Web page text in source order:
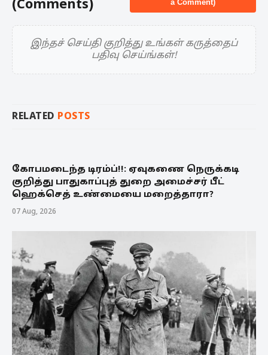
(Comments)
a Comment)
இந்தச் செய்தி குறித்து உங்கள் கருத்தைப்
பதிவு செய்ங்கள்!
RELATED POSTS
கோபமடைந்த டிரம்ப்!!: ஏவுகணை நெருக்கடி
குறித்து பாதுகாப்புத் துறை அமைச்சர் பீட்
ஹெக்செத் உண்மையை மறைத்தாரா?
07 Aug, 2026